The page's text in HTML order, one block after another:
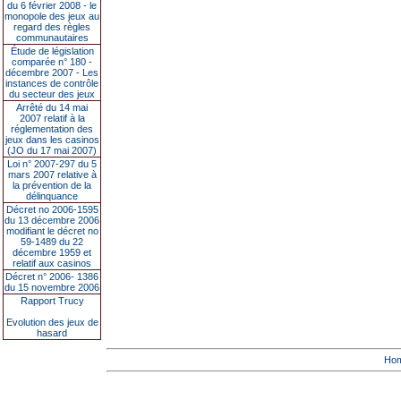
du 6 février 2008 - le
monopole des jeux au
regard des règles
communautaires
Étude de législation
comparée n° 180 -
décembre 2007 - Les
instances de contrôle
du secteur des jeux
Arrêté du 14 mai
2007 relatif à la
réglementation des
jeux dans les casinos
(JO du 17 mai 2007)
Loi n° 2007-297 du 5
mars 2007 relative à
la prévention de la
délinquance
Décret no 2006-1595
du 13 décembre 2006
modifiant le décret no
59-1489 du 22
décembre 1959 et
relatif aux casinos
Décret n° 2006- 1386
du 15 novembre 2006
Rapport Trucy
Evolution des jeux de
hasard